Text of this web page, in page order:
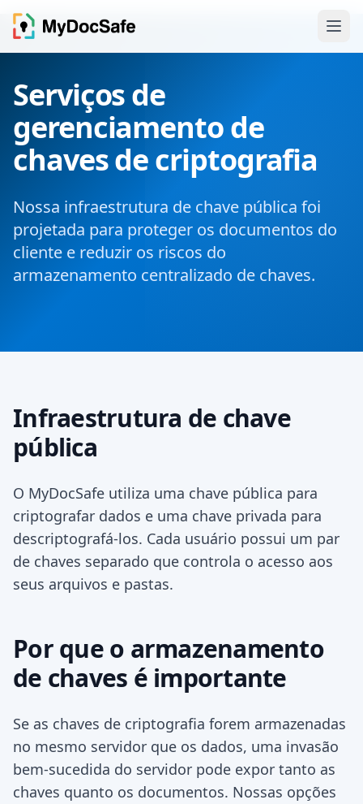
Serviços de
gerenciamento de
chaves de criptografia
Nossa infraestrutura de chave pública foi
projetada para proteger os documentos do
cliente e reduzir os riscos do
armazenamento centralizado de chaves.
Infraestrutura de chave
pública
O MyDocSafe utiliza uma chave pública para
criptografar dados e uma chave privada para
descriptografá-los. Cada usuário possui um par
de chaves separado que controla o acesso aos
seus arquivos e pastas.
Por que o armazenamento
de chaves é importante
Se as chaves de criptografia forem armazenadas
no mesmo servidor que os dados, uma invasão
bem-sucedida do servidor pode expor tanto as
chaves quanto os documentos. Nossas opções